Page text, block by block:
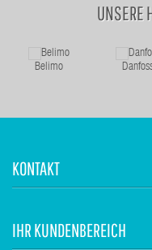
UNSERE
Belimo
KONTAKT
IHR KUNDENBEREICH